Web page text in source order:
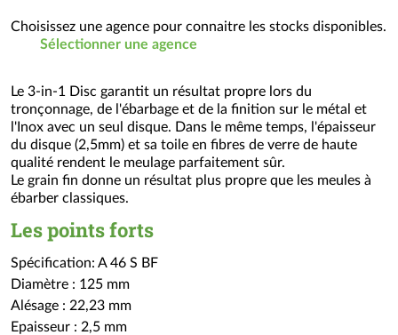
Choisissez une agence pour connaitre les stocks disponibles.
Sélectionner une agence
Le 3-in-1 Disc garantit un résultat propre lors du
tronçonnage, de l'ébarbage et de la finition sur le métal et
l'Inox avec un seul disque. Dans le même temps, l'épaisseur
du disque (2,5mm) et sa toile en fibres de verre de haute
qualité rendent le meulage parfaitement sûr.
Le grain fin donne un résultat plus propre que les meules à
ébarber classiques.
Les points forts
Spécification: A 46 S BF
Diamètre : 125 mm
Alésage : 22,23 mm
Epaisseur : 2,5 mm